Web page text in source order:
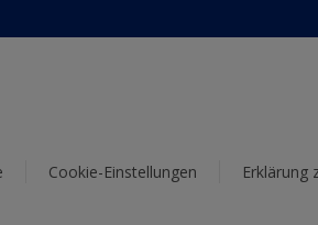
Cookie-Einstellungen Erklärung